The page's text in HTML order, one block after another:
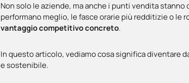
Non solo le aziende, ma anche i punti vendita stanno
performano meglio, le fasce orarie più redditizie o le
vantaggio competitivo concreto.
In questo articolo, vediamo cosa significa diventare
e sostenibile.